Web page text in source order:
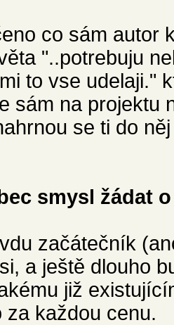
co sám autor
"..potrebuju
to vse udelaji."
sám na projektu
se ti do
smysl žádat
začátečník
a ještě dlouho
již
každou cenu.